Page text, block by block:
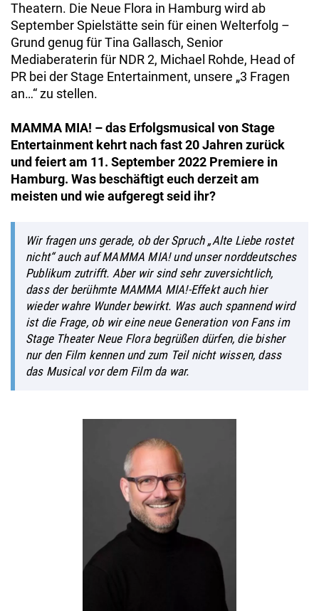
Theatern. Die Neue Flora in Hamburg wird ab
September Spielstätte sein für einen Welterfolg –
Grund genug für Tina Gallasch, Senior
Mediaberaterin für NDR 2, Michael Rohde, Head of
PR bei der Stage Entertainment, unsere „3 Fragen
an…“ zu stellen.
MAMMA MIA! – das Erfolgsmusical von Stage
Entertainment kehrt nach fast 20 Jahren zurück
und feiert am 11. September 2022 Premiere in
Hamburg. Was beschäftigt euch derzeit am
meisten und wie aufgeregt seid ihr?
Wir fragen uns gerade, ob der Spruch „Alte Liebe rostet
nicht“ auch auf MAMMA MIA! und unser norddeutsches
Publikum zutrifft. Aber wir sind sehr zuversichtlich,
dass der berühmte MAMMA MIA!-Effekt auch hier
wieder wahre Wunder bewirkt. Was auch spannend wird
ist die Frage, ob wir eine neue Generation von Fans im
Stage Theater Neue Flora begrüßen dürfen, die bisher
nur den Film kennen und zum Teil nicht wissen, dass
das Musical vor dem Film da war.